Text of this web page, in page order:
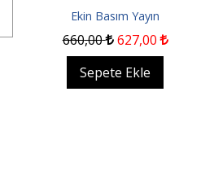
Ekin Basım Yayın
660,00 627,00
Sepete Ekle